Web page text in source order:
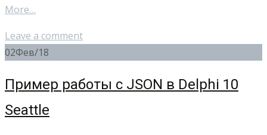
More…
Leave a comment
02Фев/18
Пример работы с JSON в Delphi 10
Seattle